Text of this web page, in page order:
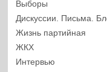
Выборы
Дискуссии. Письма.
Жизнь партийная
ЖКХ
Интервью